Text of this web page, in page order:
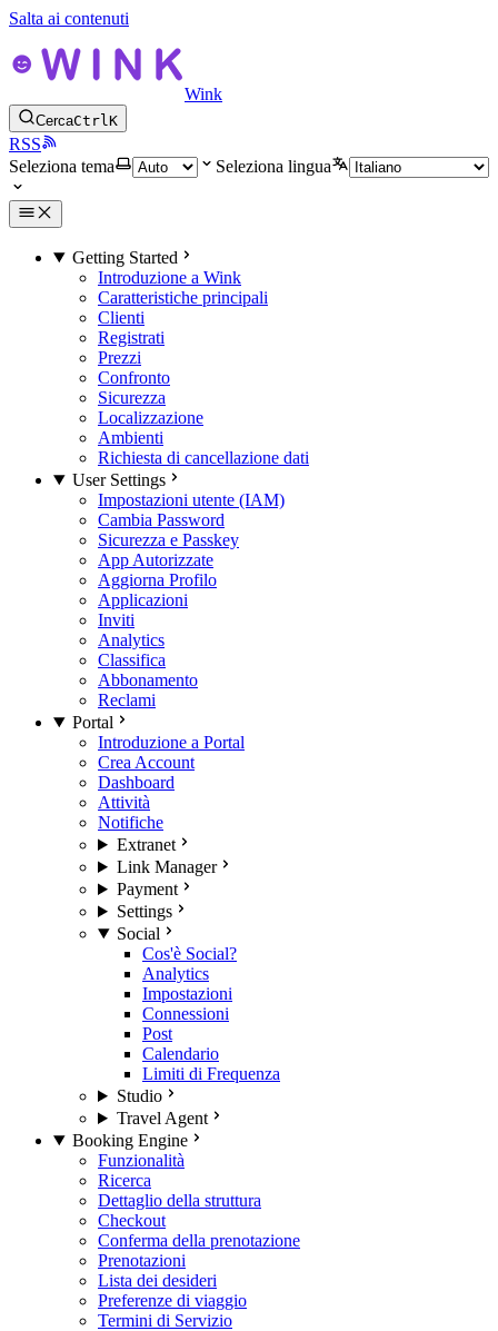
Salta ai contenuti
Wink
CercaCtrlK
RSS
Seleziona tema
Seleziona lingua
Getting Started
Introduzione a Wink
Caratteristiche principali
Clienti
Registrati
Prezzi
Confronto
Sicurezza
Localizzazione
Ambienti
Richiesta di cancellazione dati
User Settings
Impostazioni utente (IAM)
Cambia Password
Sicurezza e Passkey
App Autorizzate
Aggiorna Profilo
Applicazioni
Inviti
Analytics
Classifica
Abbonamento
Reclami
Portal
Introduzione a Portal
Crea Account
Dashboard
Attività
Notifiche
Extranet
Link Manager
Payment
Settings
Social
Cos'è Social?
Analytics
Impostazioni
Connessioni
Post
Calendario
Limiti di Frequenza
Studio
Travel Agent
Booking Engine
Funzionalità
Ricerca
Dettaglio della struttura
Checkout
Conferma della prenotazione
Prenotazioni
Lista dei desideri
Preferenze di viaggio
Termini di Servizio